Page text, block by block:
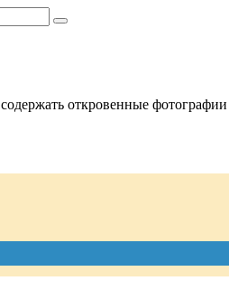
откровенные фотографии